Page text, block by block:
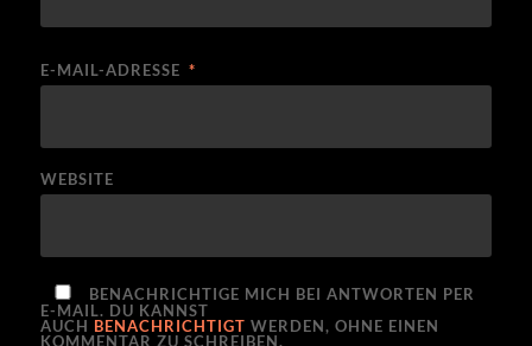
E-MAIL-ADRESSE *
WEBSITE
BENACHRICHTIGE MICH BEI ANTWORTEN PER
E-MAIL. DU KANNST
AUCH BENACHRICHTIGT WERDEN, OHNE EINEN
KOMMENTAR ZU SCHREIBEN.